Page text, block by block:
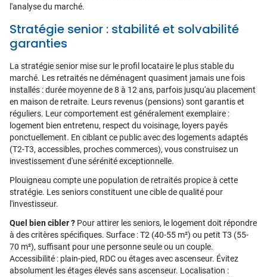
l'analyse du marché.
Stratégie senior : stabilité et solvabilité
garanties
La stratégie senior mise sur le profil locataire le plus stable du
marché. Les retraités ne déménagent quasiment jamais une fois
installés : durée moyenne de 8 à 12 ans, parfois jusqu'au placement
en maison de retraite. Leurs revenus (pensions) sont garantis et
réguliers. Leur comportement est généralement exemplaire :
logement bien entretenu, respect du voisinage, loyers payés
ponctuellement. En ciblant ce public avec des logements adaptés
(T2-T3, accessibles, proches commerces), vous construisez un
investissement d'une sérénité exceptionnelle.
Plouigneau compte une population de retraités propice à cette
stratégie. Les seniors constituent une cible de qualité pour
l'investisseur.
Quel bien cibler ? Pour attirer les seniors, le logement doit répondre
à des critères spécifiques. Surface : T2 (40-55 m²) ou petit T3 (55-
70 m²), suffisant pour une personne seule ou un couple.
Accessibilité : plain-pied, RDC ou étages avec ascenseur. Évitez
absolument les étages élevés sans ascenseur. Localisation :